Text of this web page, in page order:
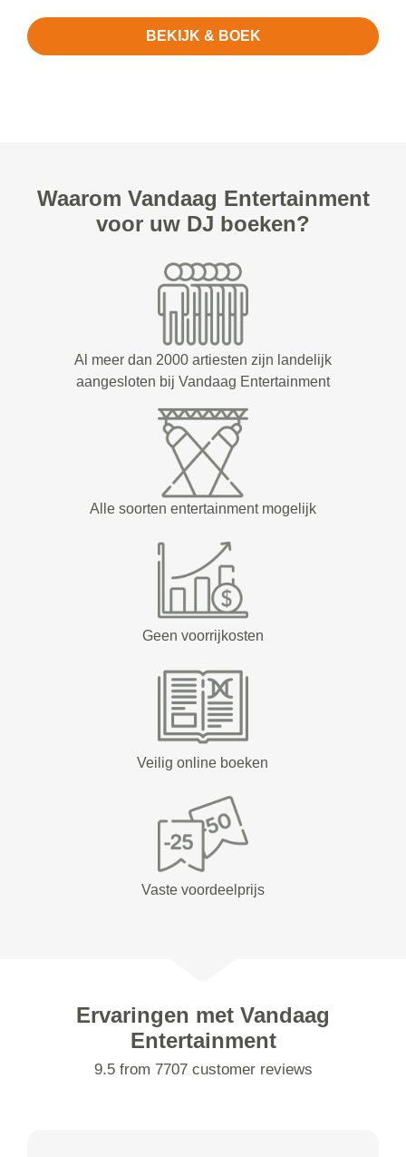
BEKIJK & BOEK
Waarom Vandaag Entertainment
voor uw DJ boeken?
Al meer dan 2000 artiesten zijn landelijk
aangesloten bij Vandaag Entertainment
Alle soorten entertainment mogelijk
Geen voorrijkosten
Veilig online boeken
Vaste voordeelprijs
Ervaringen met Vandaag
Entertainment
9.5 from 7707 customer reviews